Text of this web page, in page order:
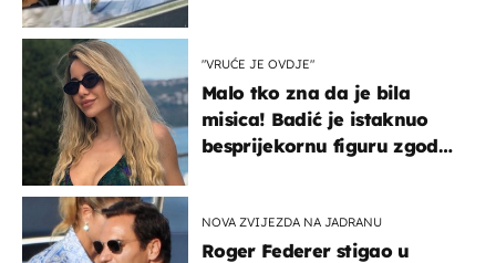
"VRUĆE JE OVDJE"
Malo tko zna da je bila
misica! Badić je istaknuo
besprijekornu figuru zgodne
NOVA ZVIJEZDA NA JADRANU
Roger Federer stigao u